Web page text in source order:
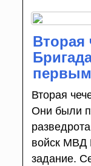
Вторая
Вторая
Они были
войск МВД
задание.